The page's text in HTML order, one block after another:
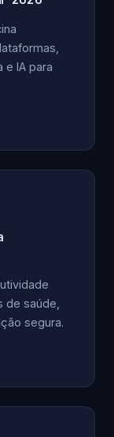
e IA para
de saúde,
segura.